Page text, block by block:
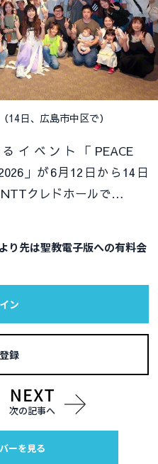
14日、広島市中区で）
イベント「PEACE
」が6月12日から14日
NTTクレドホールで…
り先は聖教電子版への有料会
ン
録
次の記事へ
ーを見る